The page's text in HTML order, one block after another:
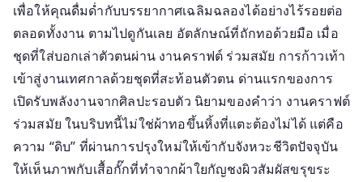
กลาย
เป็น
ภาษา
ใช้
ใน
โลก
แห่ง
เพื่อให้คุณดื่มด่ำกับบรรยากาศเฉลิมฉลองได้อย่างไร้รอยต่อ
ตลอดทั้งงาน ตามไปดูกันเลย อัตลักษณ์ที่ถักทอด้วยมือ เมื่อ
ชุดที่ใส่บอกเล่าตัวตนผ่าน งานคราฟต์ ร่วมสมัย การก้าวเท้า
เข้าสู่งานเทศกาลด้วยชุดที่สะท้อนตัวตน ด่านแรกของการ
เปิดรับพลังงานจากศิลปะรอบตัว นิยามของคำว่า งานคราฟต์
ร่วมสมัย ในบริบทนี้ไม่ใช่ผ้าทอขึ้นหิ้งที่แตะต้องไม่ได้ แต่คือ
ความ “ดิบ” ที่ผ่านการปรุงใหม่ให้เข้ากับจังหวะชีวิตปัจจุบัน
ให้เห็นภาพกับเสื้อกั๊กที่ทำจากผ้าใยกัญชงผิวสัมผัสขรุขระ